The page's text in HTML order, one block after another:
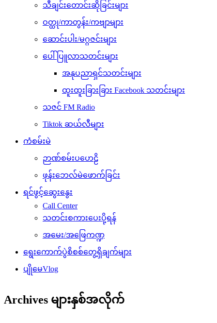
သီချင်းတောင်းဆိုခြင်းများ
ဝတ္ထု/ကာတွန်း/ကဗျာများ
ဆောင်းပါး/မဂ္ဂဇင်းများ
ပေါ်ပြူလာသတင်းများ
အနုပညာရှင်သတင်းများ
ထူးထူးခြားခြား Facebook သတင်းများ
သဇင် FM Radio
Tiktok ဆယ်လီများ
ကံစမ်းမဲ
ဉာဏ်စမ်းပဟေဠိ
ဖုန်းဘေလ်မဲဖောက်ခြင်း
ရင်ဖွင့်ဆွေးနွေး
Call Center
သတင်းစကားပေးပို့ရန်
အမေး/အဖြေကဏ္ဍ
ရွေးကောက်ပွဲစိစစ်တွေ့ရှိချက်များ
ပျိုမေVlog
Archives များနှစ်အလိုက်